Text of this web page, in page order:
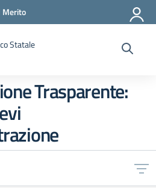
Merito
Statale
Trasparente: